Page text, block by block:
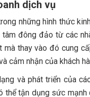
dịch vụ
những hình thức
tâm đông đảo từ các
mà thay vào đó cung
cảm nhận của khách
và phát triển của
thể tận dụng sức